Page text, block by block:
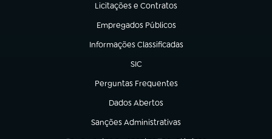
Licitações e Contratos
(abre em nova aba)
Empregados Públicos
(abre em nova aba)
Informações Classificadas
(abre em nova aba)
SIC
(abre em nova aba)
Perguntas Frequentes
(abre em nova aba)
Dados Abertos
(abre em nova aba)
Sanções Administrativas
(abre em nova aba)